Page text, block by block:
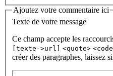
Ajoutez votre commentaire ici
Texte de votre message
Ce champ accepte les
[texte->url]
<quote>
créer des paragraphes, laissez